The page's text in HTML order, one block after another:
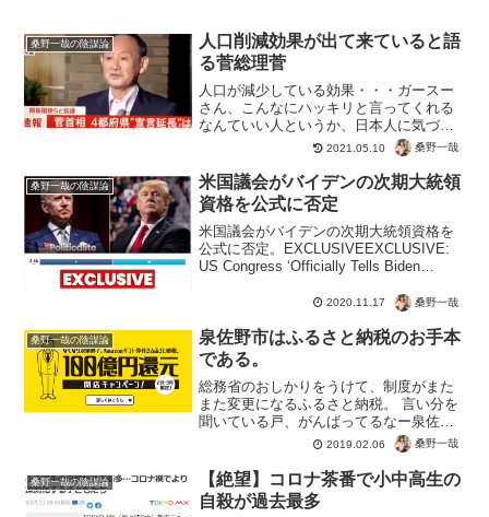
桑野一哉の陰謀論
人口削減効果が出て来ていると語
る菅総理菅
人口が減少している効果・・・ガースー
さん、こんなにハッキリと言ってくれる
なんていい人というか、日本人に気づか
せようとしてくれているのでは・・・コ
ロナかワクチンか・・・新型コロナウイ
ルスの死者数は水増しなので、実際はた
だの風邪。タイミング的に...
2021.05.10 桑野一哉
桑野一哉の陰謀論
米国議会がバイデンの次期大統領
資格を公式に否定
米国議会がバイデンの次期大統領資格を
公式に否定。EXCLUSIVEEXCLUSIVE:
US Congress ‘Officially Tells Biden
2020.11.17 桑野一哉
桑野一哉の陰謀論
泉佐野市はふるさと納税のお手本
である。
総務省のおしかりをうけて、制度がまた
また変更になるふるさと納税。 言い分を
聞いている戸、がんばってるなー泉佐野
市という気持ちしかわかない。怠け者の
意見は無視したほうがいいそもそも文句
を言うのは、制度に対して行動を起こさ
なかった怠け者のみ。 ...
2019.02.06 桑野一哉
桑野一哉の陰謀論
【絶望】コロナ茶番で小中高生の
自殺が過去最多